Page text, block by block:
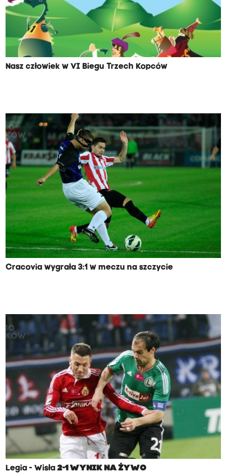
Nasz człowiek w VI Biegu Trzech Kopców
Cracovia wygrała 3:1 w meczu na szczycie
Legia - Wisła2-1 WYNIK NA ŻYWO